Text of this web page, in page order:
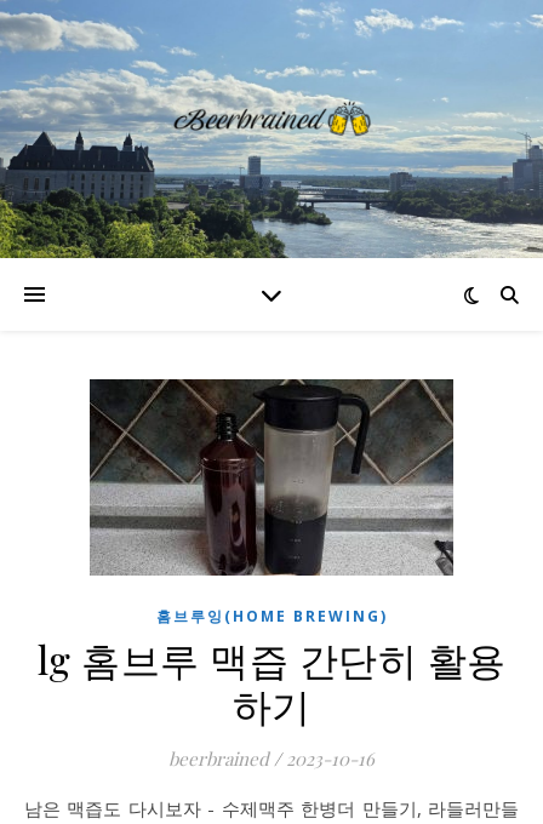
홈브루잉(HOME BREWING)
lg 홈브루 맥즙 간단히 활용
하기
beerbrained / 2023-10-16
남은 맥즙도 다시보자 - 수제맥주 한병더 만들기, 라들러만들